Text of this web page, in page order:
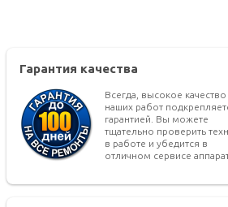
Гарантия качества
Всегда, высокое качество
наших работ
гарантией. Вы можете
тщательно проверить
в работе и убедится в
отличном сервисе